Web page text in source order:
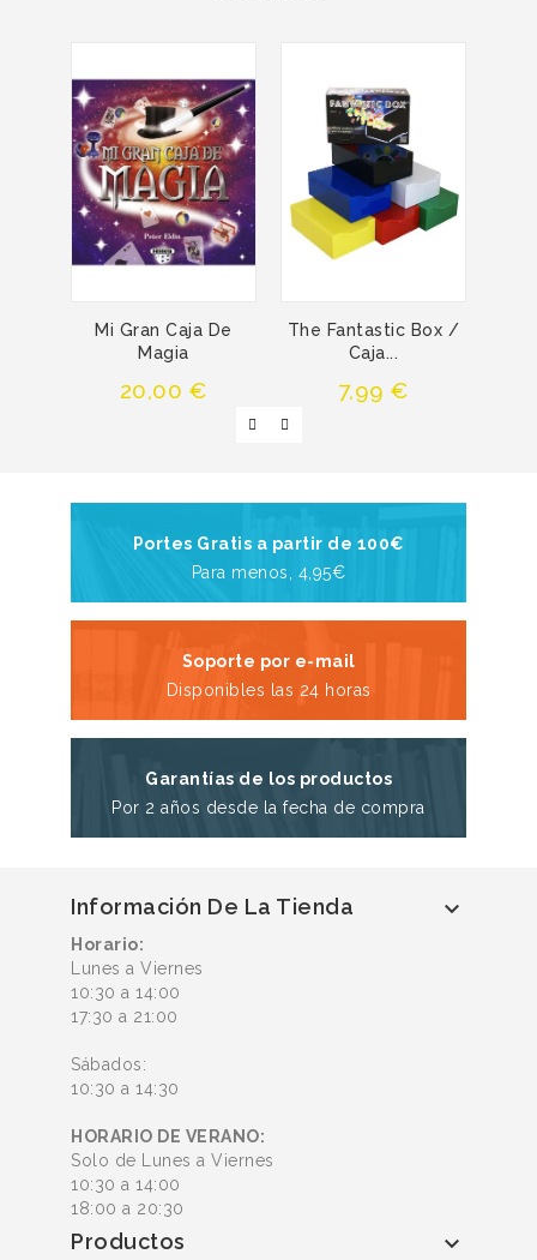
Mi Gran Caja De
Magia
Precio
20,00 €
The Fantastic Box /
Caja...
Precio
7,99 €
Portes Gratis a partir de 100€
Para menos, 4,95€
Soporte por e-mail
Disponibles las 24 horas
Garantías de los productos
Por 2 años desde la fecha de compra
Información De La Tienda 
Horario:
Lunes a Viernes
10:30 a 14:00
17:30 a 21:00
Sábados:
10:30 a 14:30
HORARIO DE VERANO:
Solo de Lunes a Viernes
10:30 a 14:00
18:00 a 20:30
Productos 